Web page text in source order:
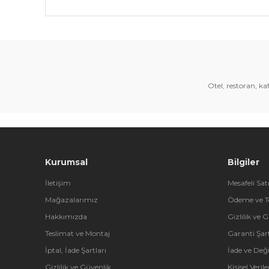
Bu ürünün fiyat bilgisi, resim, ürün
Ürün bilgilerinde hatalar bulunuyor.
Otel, restoran,
Kurumsal
İletişim
Mağazalarımız
Hakkımızda
Teslimat ve Montaj
İptal, İade Şartları
Gizlilik ve Güvenlik
Bilgiler
Mesafeli
Ödeme ve
Gizlilik ve
Garanti
İade ve
Kişisel